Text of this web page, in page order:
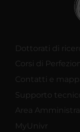
Dottorati di
Corsi di
Contatti e
Supporto
Area
MyUnivr